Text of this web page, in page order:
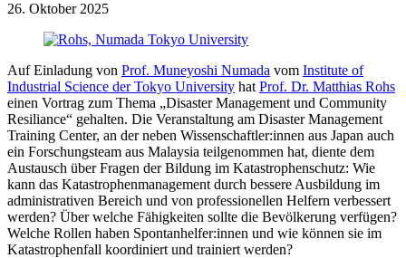
26. Oktober 2025
Auf Einladung von Prof. Muneyoshi Numada vom Institute of
Industrial Science der Tokyo University hat Prof. Dr. Matthias Rohs
einen Vortrag zum Thema „Disaster Management und Community
Resiliance“ gehalten. Die Veranstaltung am Disaster Management
Training Center, an der neben Wissenschaftler:innen aus Japan auch
ein Forschungsteam aus Malaysia teilgenommen hat, diente dem
Austausch über Fragen der Bildung im Katastrophenschutz: Wie
kann das Katastrophenmanagement durch bessere Ausbildung im
administrativen Bereich und von professionellen Helfern verbessert
werden? Über welche Fähigkeiten sollte die Bevölkerung verfügen?
Welche Rollen haben Spontanhelfer:innen und wie können sie im
Katastrophenfall koordiniert und trainiert werden?